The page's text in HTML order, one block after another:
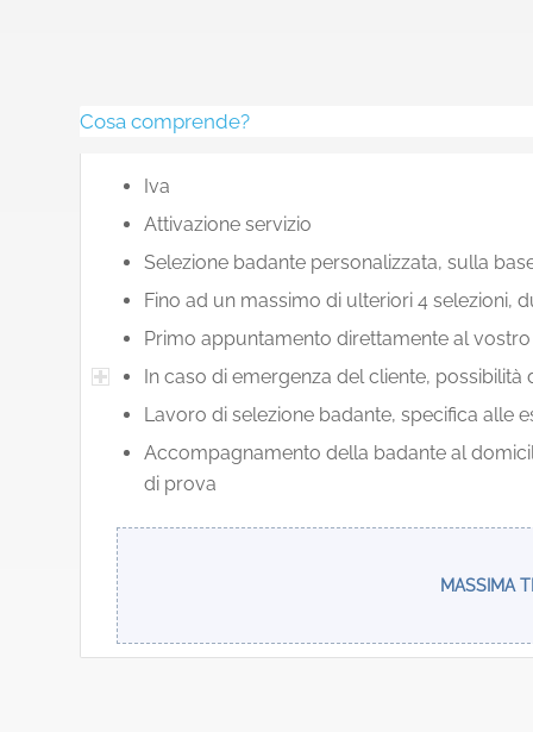
Cosa comprende?
Iva
Attivazione servizio
Selezione badante personalizzata, sulla
Fino ad un massimo di ulteriori 4 selezioni,
Primo appuntamento direttamente al
In caso di emergenza del cliente,
Lavoro di selezione badante, specifica alle
Accompagnamento della badante al
di prova
MASSIMA